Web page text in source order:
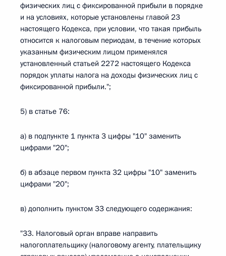
физических лиц с фиксированной прибыли в порядке
и на условиях, которые установлены главой 23
настоящего Кодекса, при условии, что такая прибыль
относится к налоговым периодам, в течение которых
указанным физическим лицом применялся
установленный статьей 2272 настоящего Кодекса
порядок уплаты налога на доходы физических лиц с
фиксированной прибыли.";
5) в статье 76:
а) в подпункте 1 пункта 3 цифры "10" заменить
цифрами "20";
б) в абзаце первом пункта 32 цифры "10" заменить
цифрами "20";
в) дополнить пунктом 33 следующего содержания:
"33. Налоговый орган вправе направить
налогоплательщику (налоговому агенту, плательщику